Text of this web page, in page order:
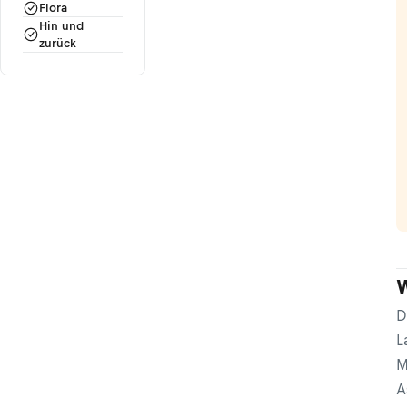
Flora
Hin und
zurück